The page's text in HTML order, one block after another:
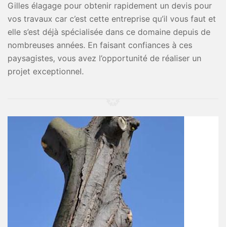
Gilles élagage pour obtenir rapidement un devis pour
vos travaux car c’est cette entreprise qu’il vous faut et
elle s’est déjà spécialisée dans ce domaine depuis de
nombreuses années. En faisant confiances à ces
paysagistes, vous avez l’opportunité de réaliser un
projet exceptionnel.